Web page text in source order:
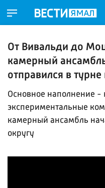
От Вивальди до
камерный
отправился в
Основное наполнение -
экспериментальные
камерный ансамбль
округу